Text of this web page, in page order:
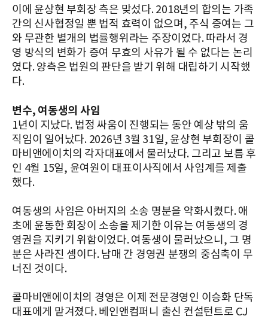
이에 윤상현 부회장 측은 맞섰다. 2018년의 합의는 가족
간의 신사협정일 뿐 법적 효력이 없으며, 주식 증여는 그
와 무관한 별개의 법률행위라는 주장이었다. 따라서 경
영 방식의 변화가 증여 무효의 사유가 될 수 없다는 논리
였다. 양측은 법원의 판단을 받기 위해 대립하기 시작했
다.
변수, 여동생의 사임
1년이 지났다. 법정 싸움이 진행되는 동안 예상 밖의 움
직임이 일어났다. 2026년 3월 31일, 윤상현 부회장이 콜
마비앤에이치의 각자대표에서 물러났다. 그리고 보름 후
인 4월 15일, 윤여원이 대표이사직에서 사임계를 제출
했다.
여동생의 사임은 아버지의 소송 명분을 약화시켰다. 애
초에 윤동한 회장이 소송을 제기한 이유는 여동생의 경
영권을 지키기 위함이었다. 여동생이 물러났으니, 그 명
분은 사라진 셈이다. 남매 간 경영권 분쟁의 중심축이 무
너진 것이다.
콜마비앤에이치의 경영은 이제 전문경영인 이승화 단독
대표에게 맡겨졌다. 베인앤컴퍼니 출신 컨설턴트로 CJ